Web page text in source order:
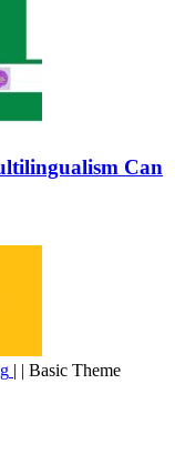
Can
| | Basic Theme